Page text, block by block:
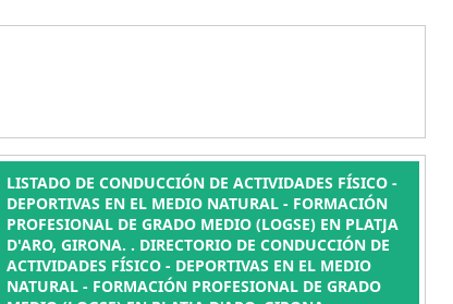
LISTADO DE CONDUCCIÓN DE ACTIVIDADES FÍSICO -
DEPORTIVAS EN EL MEDIO NATURAL - FORMACIÓN
PROFESIONAL DE GRADO MEDIO (LOGSE) EN PLATJA
D'ARO, GIRONA. . DIRECTORIO DE CONDUCCIÓN DE
ACTIVIDADES FÍSICO - DEPORTIVAS EN EL MEDIO
NATURAL - FORMACIÓN PROFESIONAL DE GRADO